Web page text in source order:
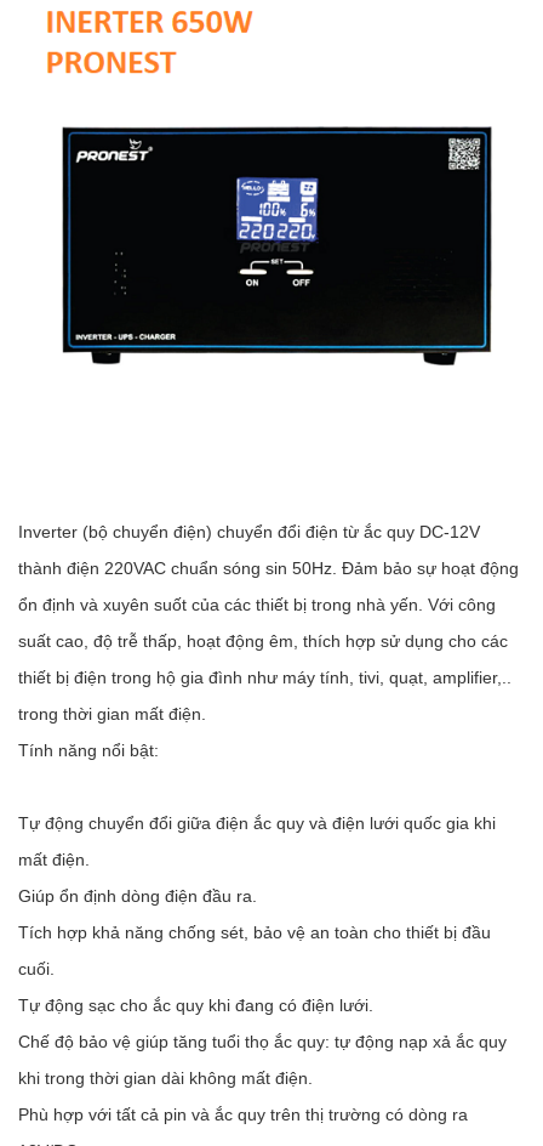
Inverter (bộ chuyển điện) chuyển đổi điện từ ắc quy DC-12V
thành điện 220VAC chuẩn sóng sin 50Hz. Đảm bảo sự hoạt động
ổn định và xuyên suốt của các thiết bị trong nhà yến. Với công
suất cao, độ trễ thấp, hoạt động êm, thích hợp sử dụng cho các
thiết bị điện trong hộ gia đình như máy tính, tivi, quạt, amplifier,..
trong thời gian mất điện.
Tính năng nổi bật:
Tự động chuyển đổi giữa điện ắc quy và điện lưới quốc gia khi
mất điện.
Giúp ổn định dòng điện đầu ra.
Tích hợp khả năng chống sét, bảo vệ an toàn cho thiết bị đầu
cuối.
Tự động sạc cho ắc quy khi đang có điện lưới.
Chế độ bảo vệ giúp tăng tuổi thọ ắc quy: tự động nạp xả ắc quy
khi trong thời gian dài không mất điện.
Phù hợp với tất cả pin và ắc quy trên thị trường có dòng ra